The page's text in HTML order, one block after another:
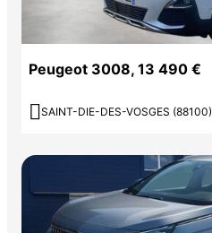
Peugeot 3008, 13 490 €
 SAINT-DIE-DES-VOSGES (88100)